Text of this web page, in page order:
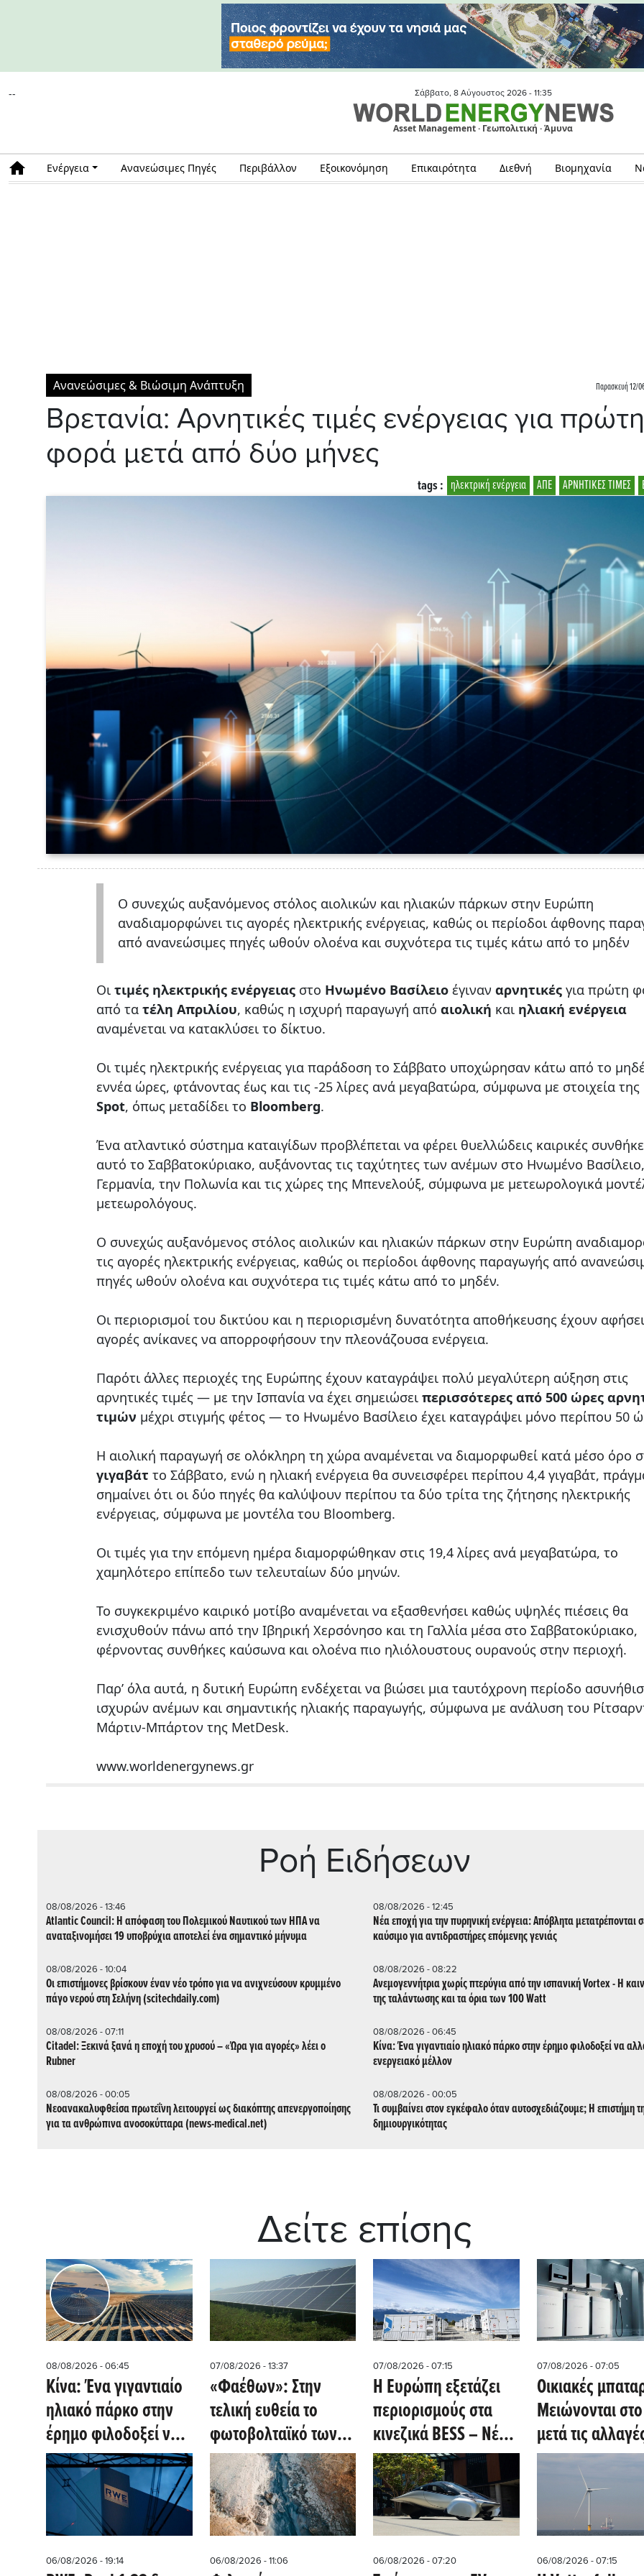
-- Σάββατο, 8 Αύγουστος 2026 - 11:35
Asset Management · Γεωπολιτική · Άμυνα
Ενέργεια Ανανεώσιμες Πηγές Περιβάλλον Εξοικονόμηση Επικαιρότητα Διεθνή Βιομηχανία
Ανανεώσιμες & Βιώσιμη Ανάπτυξη Παρασκευή 12/
Βρετανία: Aρνητικές τιμές ενέργειας για πρώτη
φορά μετά από δύο μήνες
ΑΡΝΗΤΙΚΕΣ ΤΙΜΕΣ
ΑΠΕ
ηλεκτρική ενέργεια
tags :
Ο συνεχώς αυξανόμενος στόλος αιολικών και ηλιακών πάρκων στην Ευρώπη
αναδιαμορφώνει τις αγορές ηλεκτρικής ενέργειας, καθώς οι περίοδοι άφθονης
από ανανεώσιμες πηγές ωθούν ολοένα και συχνότερα τις τιμές κάτω από το μηδέν
Οι τιμές ηλεκτρικής ενέργειας στο Ηνωμένο Βασίλειο έγιναν αρνητικές για πρώτη
από τα τέλη Απριλίου, καθώς η ισχυρή παραγωγή από αιολική και ηλιακή ενέργεια
αναμένεται να κατακλύσει το δίκτυο.
Οι τιμές ηλεκτρικής ενέργειας για παράδοση το Σάββατο υποχώρησαν κάτω από το
εννέα ώρες, φτάνοντας έως και τις -25 λίρες ανά μεγαβατώρα, σύμφωνα με στοιχεία της
Spot, όπως μεταδίδει το Bloomberg.
Ένα ατλαντικό σύστημα καταιγίδων προβλέπεται να φέρει θυελλώδεις καιρικές
αυτό το Σαββατοκύριακο, αυξάνοντας τις ταχύτητες των ανέμων στο Ηνωμένο
Γερμανία, την Πολωνία και τις χώρες της Μπενελούξ, σύμφωνα με μετεωρολογικά
μετεωρολόγους.
Ο συνεχώς αυξανόμενος στόλος αιολικών και ηλιακών πάρκων στην Ευρώπη
τις αγορές ηλεκτρικής ενέργειας, καθώς οι περίοδοι άφθονης παραγωγής από
πηγές ωθούν ολοένα και συχνότερα τις τιμές κάτω από το μηδέν.
Οι περιορισμοί του δικτύου και η περιορισμένη δυνατότητα αποθήκευσης έχουν αφήσει
αγορές ανίκανες να απορροφήσουν την πλεονάζουσα ενέργεια.
Παρότι άλλες περιοχές της Ευρώπης έχουν καταγράψει πολύ μεγαλύτερη αύξηση στις
αρνητικές τιμές — με την Ισπανία να έχει σημειώσει περισσότερες από 500 ώρες
τιμών μέχρι στιγμής φέτος — το Ηνωμένο Βασίλειο έχει καταγράψει μόνο περίπου 50
Η αιολική παραγωγή σε ολόκληρη τη χώρα αναμένεται να διαμορφωθεί κατά μέσο όρο
γιγαβάτ το Σάββατο, ενώ η ηλιακή ενέργεια θα συνεισφέρει περίπου 4,4 γιγαβάτ,
σημαίνει ότι οι δύο πηγές θα καλύψουν περίπου τα δύο τρίτα της ζήτησης ηλεκτρικής
ενέργειας, σύμφωνα με μοντέλα του Bloomberg.
Οι τιμές για την επόμενη ημέρα διαμορφώθηκαν στις 19,4 λίρες ανά μεγαβατώρα, το
χαμηλότερο επίπεδο των τελευταίων δύο μηνών.
Το συγκεκριμένο καιρικό μοτίβο αναμένεται να εξασθενήσει καθώς υψηλές πιέσεις θα
ενισχυθούν πάνω από την Ιβηρική Χερσόνησο και τη Γαλλία μέσα στο Σαββατοκύριακο,
φέρνοντας συνθήκες καύσωνα και ολοένα πιο ηλιόλουστους ουρανούς στην περιοχή.
Παρ’ όλα αυτά, η δυτική Ευρώπη ενδέχεται να βιώσει μια ταυτόχρονη περίοδο
ισχυρών ανέμων και σημαντικής ηλιακής παραγωγής, σύμφωνα με ανάλυση του
Μάρτιν-Μπάρτον της MetDesk.
www.worldenergynews.gr
Ρoή Ειδήσεων
08/08/2026 - 13:46
Atlantic Council: Η απόφαση του Πολεμικού Ναυτικού των ΗΠΑ να
αναταξινομήσει 19 υποβρύχια αποτελεί ένα σημαντικό μήνυμα
08/08/2026 - 12:45
Νέα εποχή για την πυρηνική ενέργεια: Απόβλητα μετατρέπονται
καύσιμο για αντιδραστήρες επόμενης γενιάς
08/08/2026 - 10:04
Οι επιστήμονες βρίσκουν έναν νέο τρόπο για να ανιχνεύσουν κρυμμένο
πάγο νερού στη Σελήνη (scitechdaily.com)
08/08/2026 - 08:22
Ανεμογεννήτρια χωρίς πτερύγια από την ισπανική Vortex - Η
της ταλάντωσης και τα όρια των 100 Watt
08/08/2026 - 07:11
Citadel: Ξεκινά ξανά η εποχή του χρυσού – «Ώρα για αγορές» λέει ο
Rubner
08/08/2026 - 06:45
Κίνα: Ένα γιγαντιαίο ηλιακό πάρκο στην έρημο φιλοδοξεί να
ενεργειακό μέλλον
08/08/2026 - 00:05
Νεοανακαλυφθείσα πρωτεΐνη λειτουργεί ως διακόπτης απενεργοποίησης
για τα ανθρώπινα ανοσοκύτταρα (news-medical.net)
08/08/2026 - 00:05
Τι συμβαίνει στον εγκέφαλο όταν αυτοσχεδιάζουμε; Η επιστήμη
δημιουργικότητας
Δείτε επίσης
08/08/2026 - 06:45
Κίνα: Ένα γιγαντιαίο
ηλιακό πάρκο στην
έρημο φιλοδοξεί να
αλλάξει το
ενεργειακό μέλλον
07/08/2026 - 13:37
«Φαέθων»: Στην
τελική ευθεία το
φωτοβολταϊκό των
252 MW με σύστημα
αποθήκευσης
τετηγμένου άλατος
στον Δομοκό
07/08/2026 - 07:15
Η Ευρώπη εξετάζει
περιορισμούς στα
κινεζικά BESS – Νέα
ευκαιρία για εγχώρια
τεχνολογία
αποθήκευσης
07/08/2026 - 07:05
Οικιακές
Μειώνονται
μετά τις
επιδοτήσεις – Η
έκρηξη
εγκαταστάσεων
συνεχίζεται
06/08/2026 - 19:14 06/08/2026 - 11:06 06/08/2026 - 07:20 06/08/2026 - 07:15